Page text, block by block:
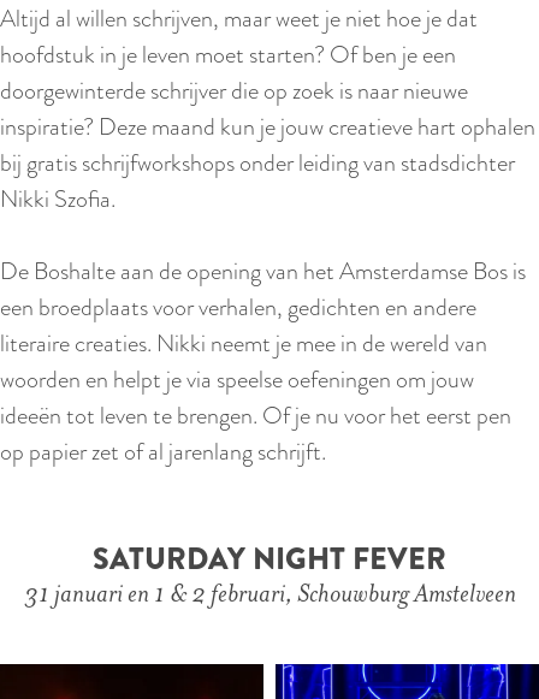
Altijd al willen schrijven, maar weet je niet hoe je dat
hoofdstuk in je leven moet starten? Of ben je een
doorgewinterde schrijver die op zoek is naar nieuwe
inspiratie? Deze maand kun je jouw creatieve hart ophalen
bij gratis schrijfworkshops onder leiding van stadsdichter
Nikki Szofia.
De Boshalte aan de opening van het Amsterdamse Bos is
een broedplaats voor verhalen, gedichten en andere
literaire creaties. Nikki neemt je mee in de wereld van
woorden en helpt je via speelse oefeningen om jouw
ideeën tot leven te brengen. Of je nu voor het eerst pen
op papier zet of al jarenlang schrijft.
SATURDAY NIGHT FEVER
31 januari en 1 & 2 februari, Schouwburg Amstelveen